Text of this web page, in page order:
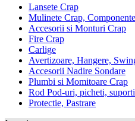
Lansete Crap
Mulinete Crap,
Accesorii si Monturi Crap
Fire Crap
Carlige
Avertizoare, Hangere,
Accesorii Nadire Sondare
Plumbi si Momitoare Crap
Rod Pod-uri, picheti,
Protectie, Pastrare